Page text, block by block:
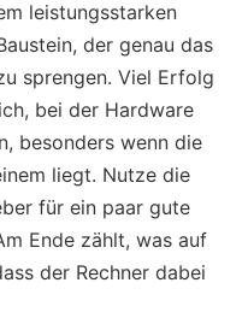
leistungsstarken
der genau das
sprengen. Viel Erfolg
bei der Hardware
besonders wenn die
liegt. Nutze die
für ein paar gute
Ende zählt, was auf
der Rechner dabei